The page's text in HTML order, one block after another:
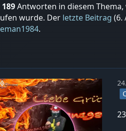
189Antworten in diesem Thema,
wurde. Der letzte Beitrag (6.
.